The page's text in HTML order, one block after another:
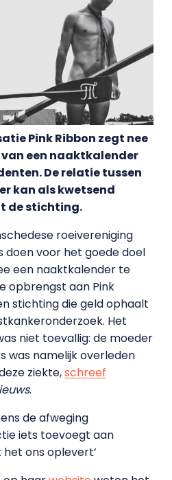
Pink Ribbon zegt nee
een naaktkalender
De relatie tussen
kan als kwetsend
de stichting.
roeivereniging
doen voor het goede doel
een naaktkalender te
opbrengst aan Pink
stichting die geld ophaalt
Het
niet toevallig: de moeder
was namelijk overleden
ziekte,schreef
.
de afweging
iets toevoegt aan
ons oplevert’